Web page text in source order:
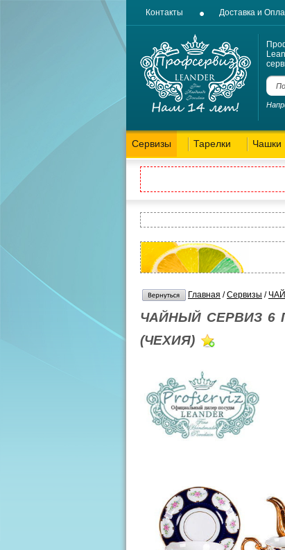
Контакты Доставка и
Сервизы Тарелки Чашки
Главная /Сервизы /
ЧАЙНЫЙ СЕРВИЗ 6
(ЧЕХИЯ)